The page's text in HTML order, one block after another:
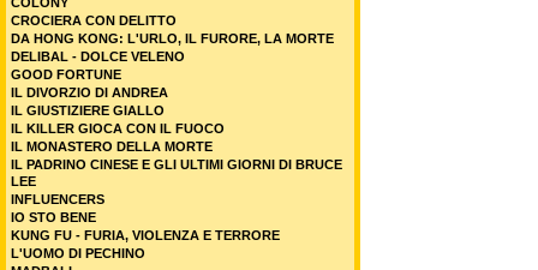
CROCIERA CON DELITTO
DA HONG KONG: L'URLO, IL FURORE, LA MORTE
DELIBAL - DOLCE VELENO
GOOD FORTUNE
IL DIVORZIO DI ANDREA
IL GIUSTIZIERE GIALLO
IL KILLER GIOCA CON IL FUOCO
IL MONASTERO DELLA MORTE
IL PADRINO CINESE E GLI ULTIMI GIORNI DI BRUCE
LEE
INFLUENCERS
IO STO BENE
KUNG FU - FURIA, VIOLENZA E TERRORE
L'UOMO DI PECHINO